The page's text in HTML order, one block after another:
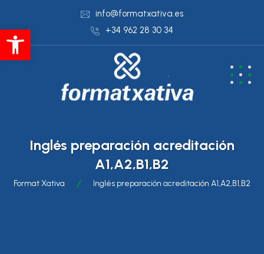
Abrir barra de herramientas
info@formatxativa.es
+34 962 28 30 34
Inglés preparación acreditación
A1,A2,B1,B2
Format Xativa Inglés preparación acreditación A1,A2,B1,B2